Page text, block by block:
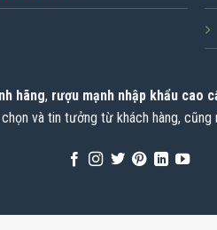
hãng, rượu mạnh nhập khẩu cao
và tin tưởng từ khách hàng,